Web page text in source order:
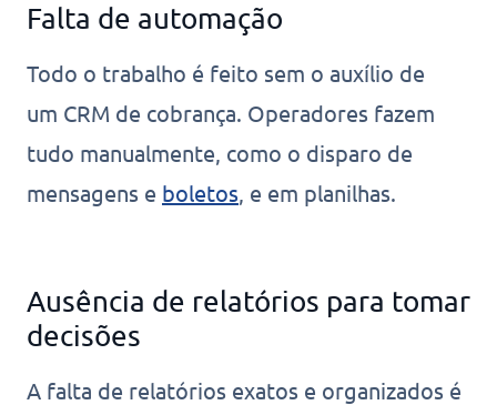
Falta de automação
Todo o trabalho é feito sem o auxílio de
um CRM de cobrança. Operadores fazem
tudo manualmente, como o disparo de
mensagens e boletos , e em planilhas.
Ausência de relatórios para tomar
decisões
A falta de relatórios exatos e organizados é